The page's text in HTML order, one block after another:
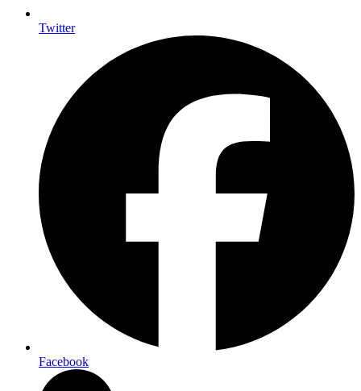
Twitter
Facebook